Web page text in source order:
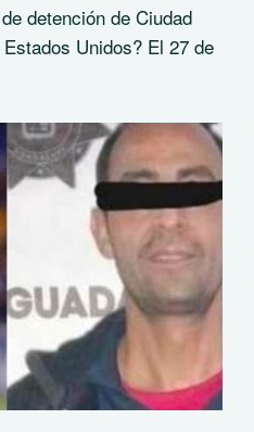
detención de Ciudad
Unidos? El 27 de